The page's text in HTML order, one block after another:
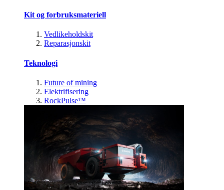
Kit og forbruksmateriell
Vedlikeholdskit
Reparasjonskit
Teknologi
Future of mining
Elektrifisering
RockPulse™